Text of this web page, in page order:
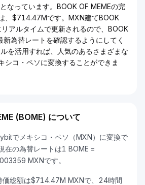
なっています。BOOK OF MEMEの完
、$714.47Mです。MXN建てBOOK
アルタイムで更新されるので、BOOK
新為替レートを確認するようにしてく
を活用すれば、人気のあるさまざまな
シコ・ペソに変換することができま
(BOME) について
でメキシコ・ペソ（MXN）に変換で
在の為替レートは1 BOME =
MXNです。
価総額は$714.47M MXNで、24時間